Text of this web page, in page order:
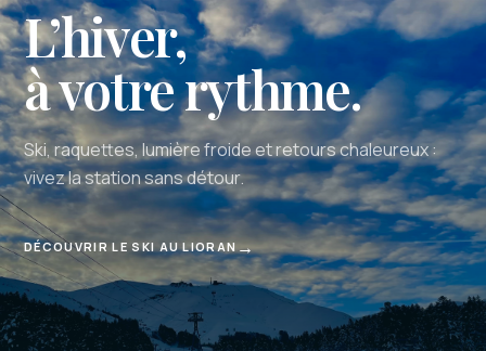
L’hiver,
à votre rythme.
Ski, raquettes, lumière froide et retours chaleureux :
vivez la station sans détour.
DÉCOUVRIR LE SKI AU LIORAN→